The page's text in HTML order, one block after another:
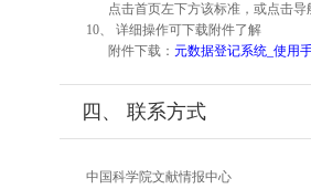
点击首页左下方该标准，或点击
10、 详细操作可下载附件了解
附件下载： 元数据登记系统_使用
四、 联系方式
中国科学院文献情报中心